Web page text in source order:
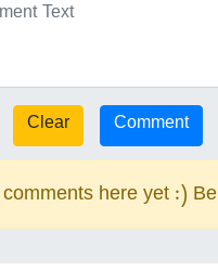
here yet :)